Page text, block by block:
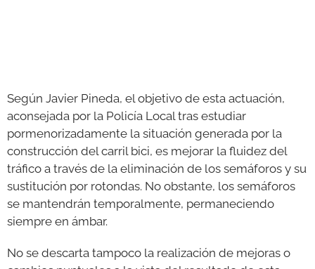
Según Javier Pineda, el objetivo de esta actuación,
aconsejada por la Policía Local tras estudiar
pormenorizadamente la situación generada por la
construcción del carril bici, es mejorar la fluidez del
tráfico a través de la eliminación de los semáforos y su
sustitución por rotondas. No obstante, los semáforos
se mantendrán temporalmente, permaneciendo
siempre en ámbar.
No se descarta tampoco la realización de mejoras o